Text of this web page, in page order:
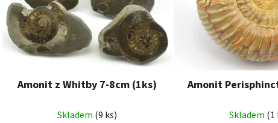
Amonit z Whitby 7-8cm (1ks)
Skladem (9 ks)
Amonit
Skladem (1